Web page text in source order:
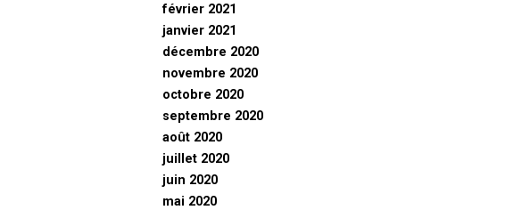
février 2021
janvier 2021
décembre 2020
novembre 2020
octobre 2020
septembre 2020
août 2020
juillet 2020
juin 2020
mai 2020